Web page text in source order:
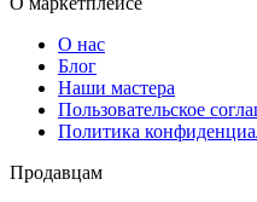
О нас
Блог
Наши мастера
Пользовательское
Политика
Продавцам